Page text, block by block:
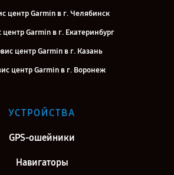
центр Garmin в г. Челябинск
центр Garmin в г. Екатеринбург
центр Garmin в г. Казань
центр Garmin в г. Воронеж
центр Garmin в г. Киров
УСТРОЙСТВА
GPS-ошейники
Навигаторы